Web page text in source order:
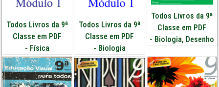
Todos Livros da 9ª
Classe em PDF
- Física
Todos Livros da 9ª
Classe em PDF
- Biologia
Todos Livros da 9ª
Classe em PDF
- Biologia, Desenho